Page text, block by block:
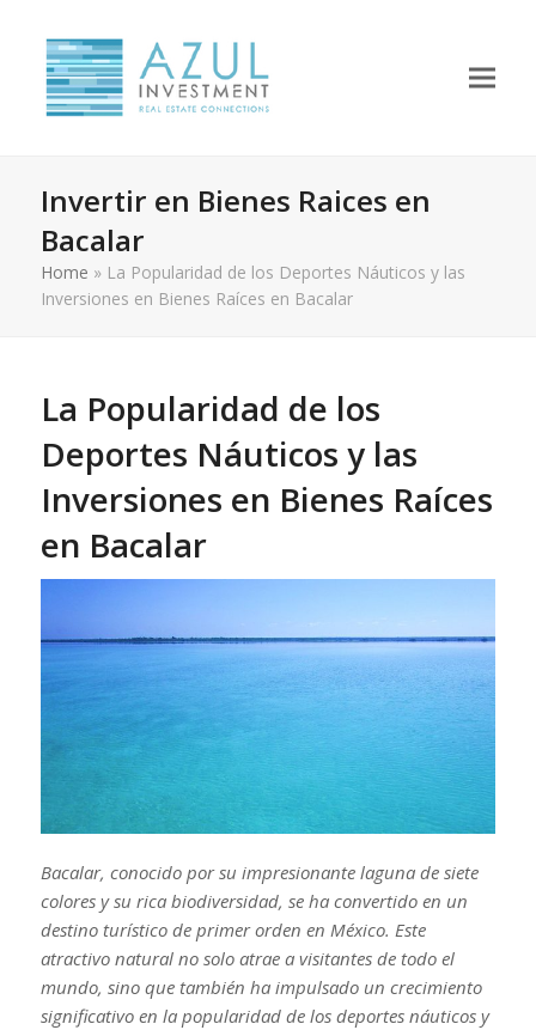
Invertir en Bienes Raices en
Bacalar
Home » La Popularidad de los Deportes Náuticos y las
Inversiones en Bienes Raíces en Bacalar
La Popularidad de los
Deportes Náuticos y las
Inversiones en Bienes Raíces
en Bacalar
Bacalar, conocido por su impresionante laguna de siete
colores y su rica biodiversidad, se ha convertido en un
destino turístico de primer orden en México. Este
atractivo natural no solo atrae a visitantes de todo el
mundo, sino que también ha impulsado un crecimiento
significativo en la popularidad de los deportes náuticos y